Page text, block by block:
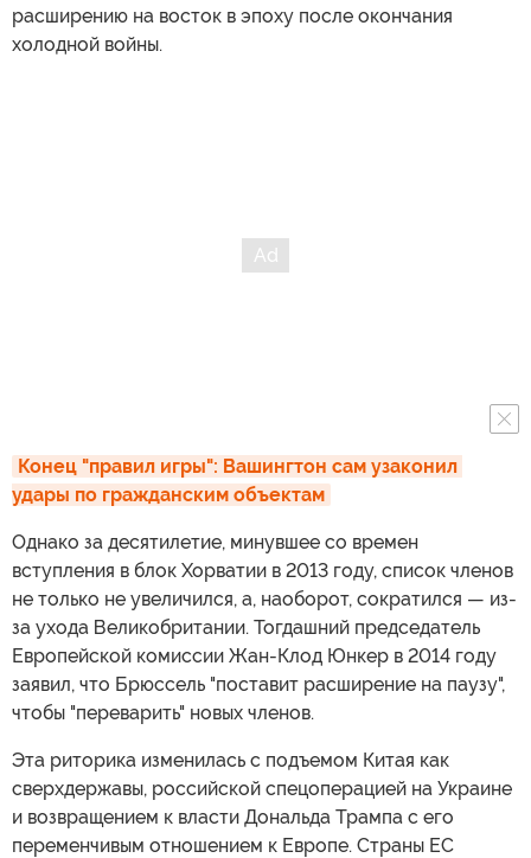
расширению на восток в эпоху после окончания
холодной войны.
Конец "правил игры": Вашингтон сам узаконил
удары по гражданским объектам
Однако за десятилетие, минувшее со времен
вступления в блок Хорватии в 2013 году, список членов
не только не увеличился, а, наоборот, сократился — из-
за ухода Великобритании. Тогдашний председатель
Европейской комиссии Жан-Клод Юнкер в 2014 году
заявил, что Брюссель "поставит расширение на паузу",
чтобы "переварить" новых членов.
Эта риторика изменилась с подъемом Китая как
сверхдержавы, российской спецоперацией на Украине
и возвращением к власти Дональда Трампа с его
переменчивым отношением к Европе. Страны ЕС